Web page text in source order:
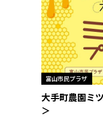
富山市民プラザ
大手町農園ミ
＞